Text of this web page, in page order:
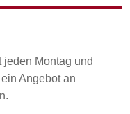
Montag und
Angebot an